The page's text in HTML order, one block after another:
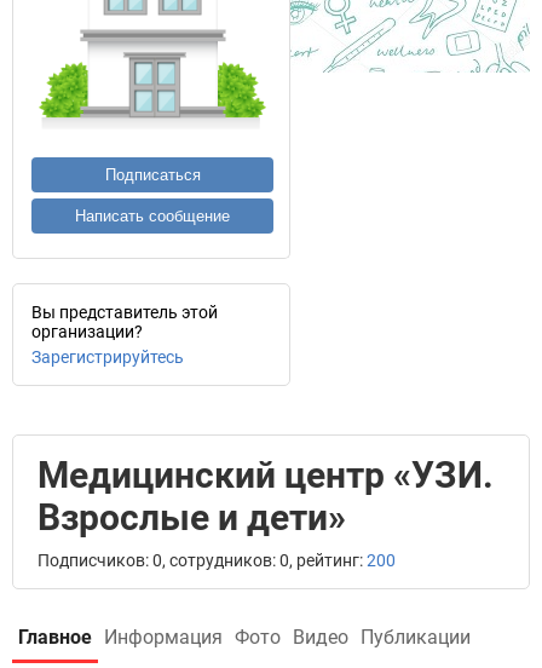
Подписаться
Написать сообщение
Вы представитель этой
организации?
Зарегистрируйтесь
Медицинский центр «УЗИ.
Взрослые и дети»
Подписчиков: 0, сотрудников: 0, рейтинг:200
Главное Информация Фото Видео Публикации